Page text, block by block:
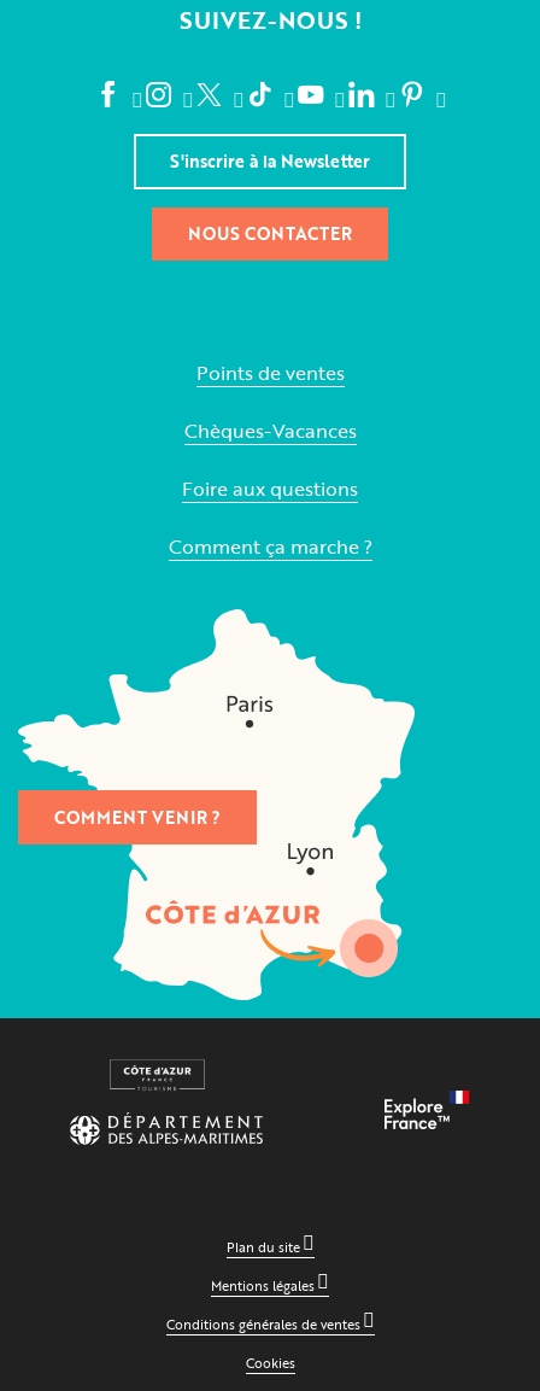
SUIVEZ-NOUS !
S'inscrire à la Newsletter
NOUS CONTACTER
Points de ventes
Chèques-Vacances
Foire aux questions
Comment ça marche ?
COMMENT VENIR ?
Plan du site
Mentions légales
Conditions générales de ventes
Cookies